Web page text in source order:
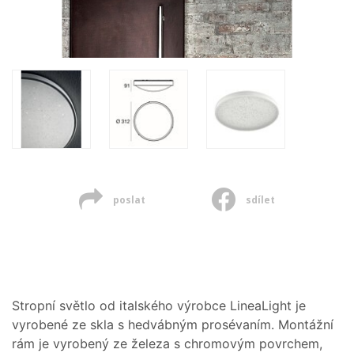
poslat sdílet
Stropní světlo od italského výrobce LineaLight je
vyrobené ze skla s hedvábným prosévaním. Montážní
rám je vyrobený ze železa s chromovým povrchem,